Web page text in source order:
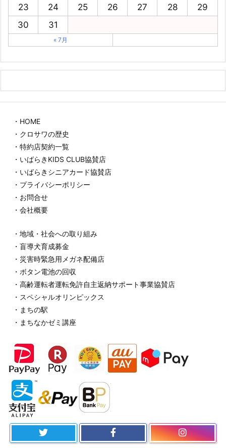
23
24 25 26 27 28
29
30
31
« 7月
・HOME
・クロサワの歴史
・特約店契約一覧
・いばらきKIDS CLUB協賛店
・いばらきシニアカード協賛店
・プライバシーポリシー
・お問合せ
・会社概要
・地域・社会への取り組み
・盲導犬育成募金
・災害時緊急用メガネ配備店
・ボタン電池の回収
・高齢運転者運転免許自主返納サポート事業協賛店
・スペシャルオリンピックス
・まちの駅
・まちなかゼミ講座